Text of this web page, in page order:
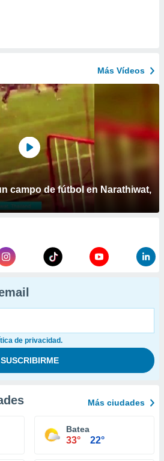
Más Vídeos
campo de fútbol en Narathiwat,
de privacidad.
Más ciudades
Batea
33° 22°